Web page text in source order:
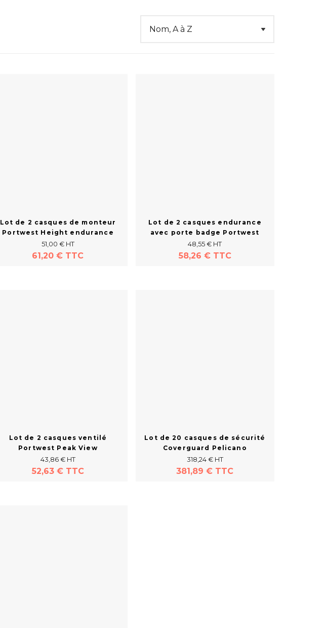
Lot de 2 casques de monteur
Portwest Height endurance
51,00 € HT
61,20 € TTC
Lot de 2 casques endurance
avec porte badge Portwest
48,55 € HT
58,26 € TTC
Lot de 2 casques ventilé
Portwest Peak View
43,86 € HT
52,63 € TTC
Lot de 20 casques de sécurité
Coverguard Pelicano
318,24 € HT
381,89 € TTC